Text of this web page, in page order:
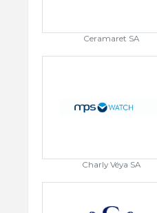
Ceramaret SA
Charly Véya SA